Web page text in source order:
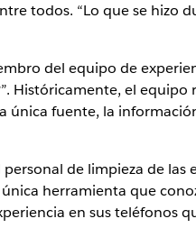
todos. “Lo que se hizo
del equipo de
Históricamente, el equipo
única fuente, la
de limpieza de las
herramienta que
en sus teléfonos